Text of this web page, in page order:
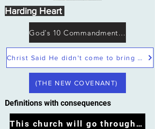
Christ Said He didn't come to bring peace but a sword
This church will go through the tribulation
God's 10 Commandments not Moses
Definitions with consequences
(THE NEW COVENANT)
Harding Heart